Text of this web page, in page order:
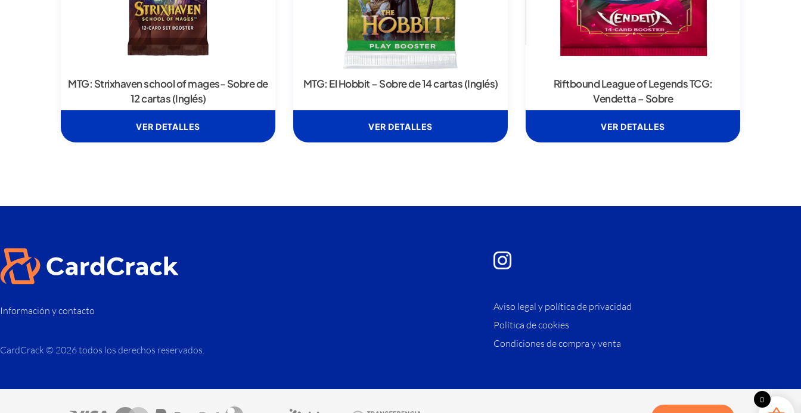
MTG: Strixhaven school of mages- Sobre de
12 cartas (Inglés)
VER DETALLES
MTG: El Hobbit – Sobre de 14 cartas (Inglés)
VER DETALLES
Riftbound League of Legends TCG:
Vendetta – Sobre
VER DETALLES
Información y contacto
CardCrack © 2026 todos los derechos reservados.
Aviso legal y política de privacidad
Política de cookies
Condiciones de compra y venta
0